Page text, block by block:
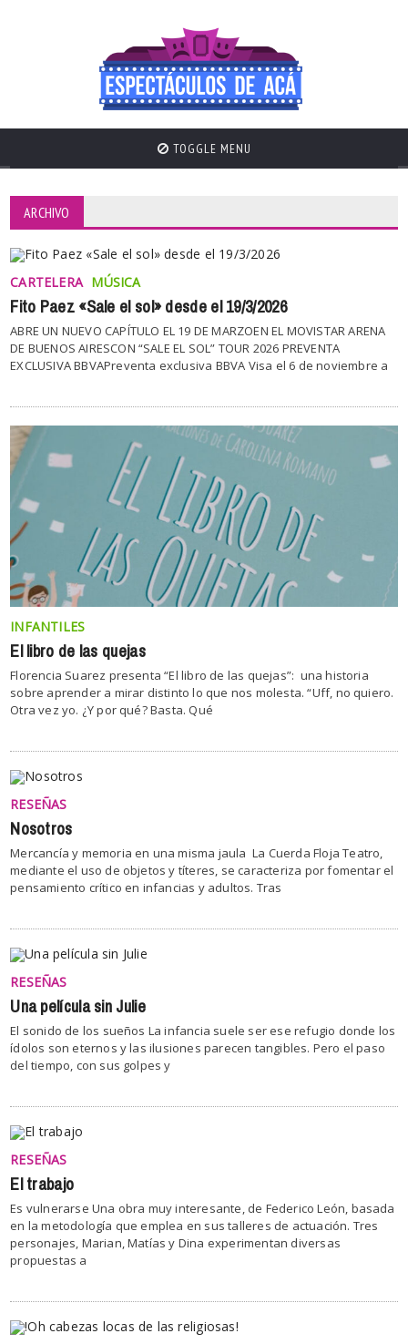
TOGGLE MENU
ARCHIVO
CARTELERA MÚSICA
Fito Paez «Sale el sol» desde el 19/3/2026
ABRE UN NUEVO CAPÍTULO EL 19 DE MARZOEN EL MOVISTAR ARENA
DE BUENOS AIRESCON “SALE EL SOL” TOUR 2026 PREVENTA
EXCLUSIVA BBVAPreventa exclusiva BBVA Visa el 6 de noviembre a
INFANTILES
El libro de las quejas
Florencia Suarez presenta “El libro de las quejas”: una historia
sobre aprender a mirar distinto lo que nos molesta. “Uff, no quiero.
Otra vez yo. ¿Y por qué? Basta. Qué
RESEÑAS
Nosotros
Mercancía y memoria en una misma jaula La Cuerda Floja Teatro,
mediante el uso de objetos y títeres, se caracteriza por fomentar el
pensamiento crítico en infancias y adultos. Tras
RESEÑAS
Una película sin Julie
El sonido de los sueños La infancia suele ser ese refugio donde los
ídolos son eternos y las ilusiones parecen tangibles. Pero el paso
del tiempo, con sus golpes y
RESEÑAS
El trabajo
Es vulnerarse Una obra muy interesante, de Federico León, basada
en la metodología que emplea en sus talleres de actuación. Tres
personajes, Marian, Matías y Dina experimentan diversas
propuestas a